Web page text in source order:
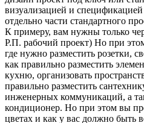
визуализацией и
отдельно части стандартного
К примеру, вам нужны только
Р.П. рабочий проект) Но при
где нужно разместить розетки,
как правильно разместить
кухню, организовать
правильно разместить
инженерных коммуникаций, а
кондиционер. Но при этом вы
цветах и как у вас должно быть